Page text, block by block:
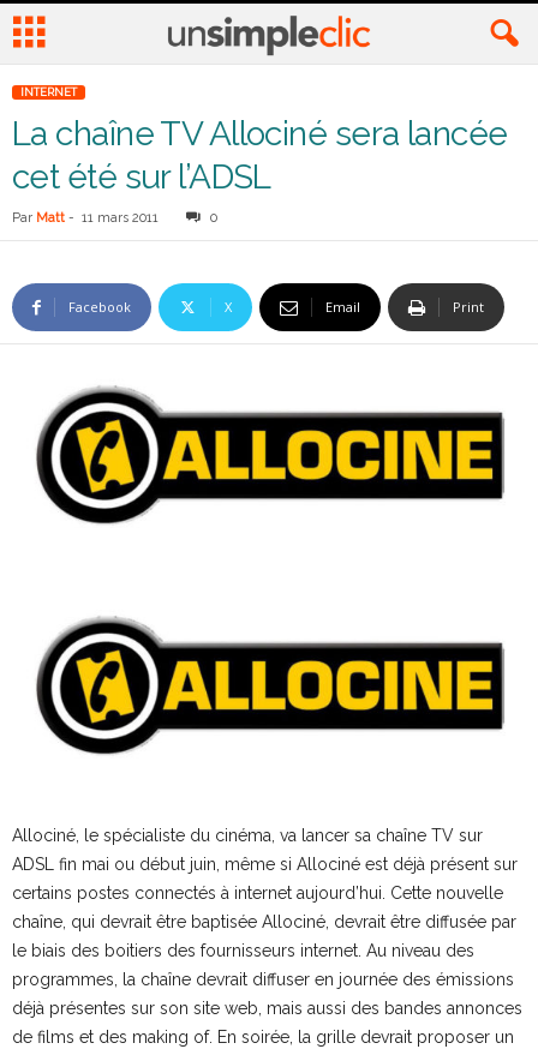
INTERNET
La chaîne TV Allociné sera lancée
cet été sur l’ADSL
Par Matt - 11 mars 2011 0
Facebook X Email Print
Allociné, le spécialiste du cinéma, va lancer sa chaîne TV sur
ADSL fin mai ou début juin, même si Allociné est déjà présent sur
certains postes connectés à internet aujourd’hui. Cette nouvelle
chaîne, qui devrait être baptisée Allociné, devrait être diffusée par
le biais des boitiers des fournisseurs internet. Au niveau des
programmes, la chaîne devrait diffuser en journée des émissions
déjà présentes sur son site web, mais aussi des bandes annonces
de films et des making of. En soirée, la grille devrait proposer un